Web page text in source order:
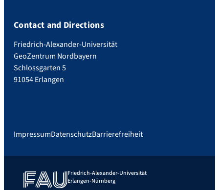
Contact and Directions
Friedrich-Alexander-Universität
GeoZentrum Nordbayern
Schlossgarten 5
91054 Erlangen
ImpressumDatenschutzBarrierefreiheit
Friedrich-Alexander-Universität
Erlangen-Nürnberg